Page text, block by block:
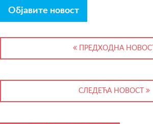
Објавите новост
ПРЕДХОДНА НОВОСТ
СЛЕДЕЋА НОВОСТ